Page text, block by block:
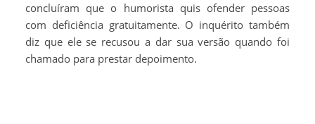
concluíram que o humorista quis ofender pessoas
com deficiência gratuitamente. O inquérito também
diz que ele se recusou a dar sua versão quando foi
chamado para prestar depoimento.